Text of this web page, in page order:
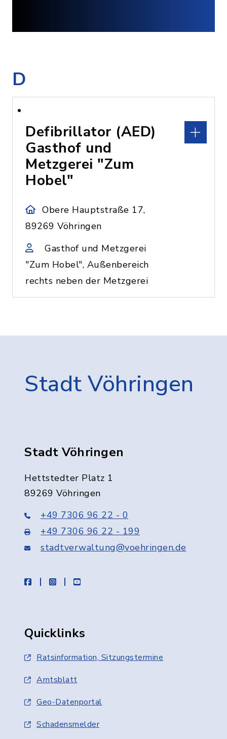
D
Defibrillator (AED)
Gasthof und
Metzgerei "Zum
Hobel"
Obere Hauptstraße 17,
89269 Vöhringen
Gasthof und Metzgerei
"Zum Hobel", Außenbereich
rechts neben der Metzgerei
Stadt Vöhringen
Stadt Vöhringen
Hettstedter Platz 1
89269 Vöhringen
+49 7306 96 22 - 0
+49 7306 96 22 - 199
stadtverwaltung@voehringen.de
facebookinstagramyoutube
Quicklinks
Ratsinformation, Sitzungstermine
Amtsblatt
Geo-Datenportal
Schadensmelder